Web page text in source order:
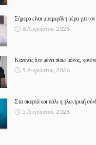
Σήμερα είναι μια μεγάλη μέρα για
6 Αυγούστου, 2026
Κανένας δεν μένει πίσω μόνος,
5 Αυγούστου, 2026
Στα σκαριά και πάλι η ηλεκτρική
5 Αυγούστου, 2026